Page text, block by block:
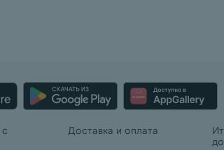
Доставка и оплата